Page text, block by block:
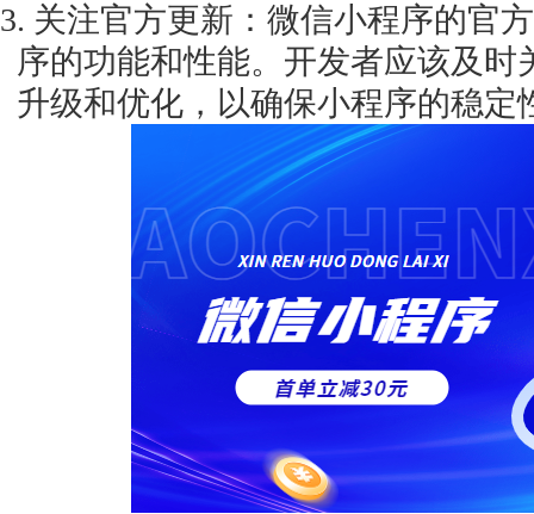
3. 关注官方更新：微信小程序的官
序的功能和性能。开发者应该及
升级和优化，以确保小程序的稳定
获得产品报价方案
1万个想法不如1次的方案落地
扫码添加[商务总监]沟通方案
扫码沟通